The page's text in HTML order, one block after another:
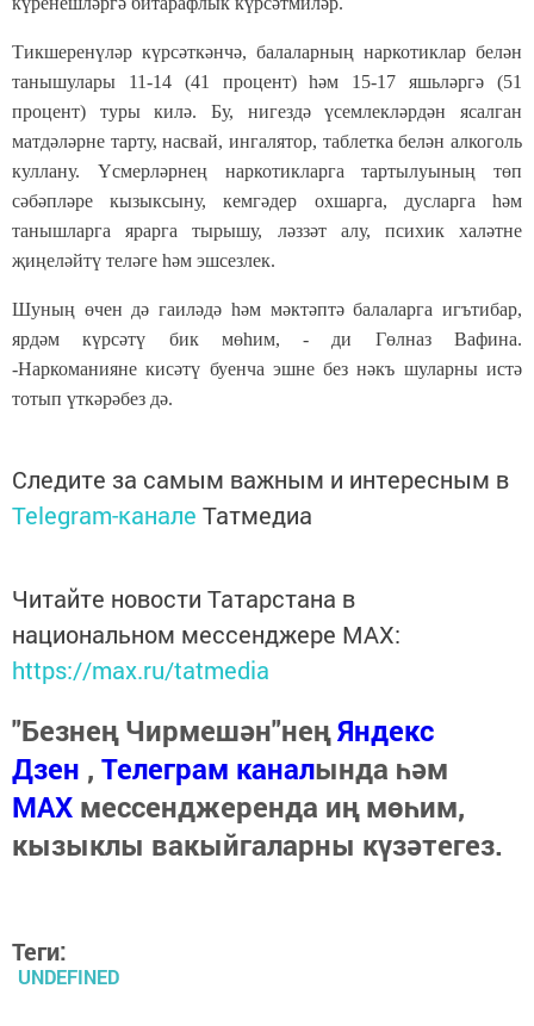
Тикшеренүләр күрсәткәнчә, балаларның наркотиклар белән
танышулары 11-14 (41 процент) һәм 15-17 яшьләргә (51
процент) туры килә. Бу, нигездә үсемлекләрдән ясалган
матдәләрне тарту, насвай, ингалятор, таблетка белән алкоголь
куллану. Үсмерләрнең наркотикларга тартылуының төп
сәбәпләре кызыксыну, кемгәдер охшарга, дусларга һәм
танышларга ярарга тырышу, ләззәт алу, психик халәтне
җиңеләйтү теләге һәм эшсезлек.
Шуның өчен дә гаиләдә һәм мәктәптә балаларга игътибар,
ярдәм күрсәтү бик мөһим, - ди Гөлназ Вафина.
-Наркоманияне кисәтү буенча эшне без нәкъ шуларны истә
тотып үткәрәбез дә.
Следите за самым важным и интересным в
Telegram-канале Татмедиа
Читайте новости Татарстана в
национальном мессенджере MАХ:
https://max.ru/tatmedia
"Безнең Чирмешән"неңЯндекс
Дзен , Телеграм каналында һәм
МАХ мессенджеренда иң мөһим,
кызыклы вакыйгаларны күзәтегез.
Теги:
UNDEFINED